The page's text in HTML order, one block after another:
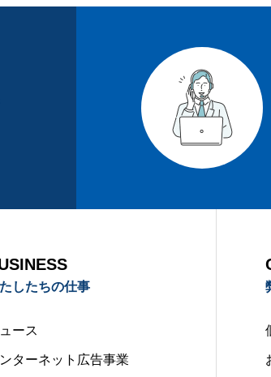
したちの仕事
ース
ターネット広告事業